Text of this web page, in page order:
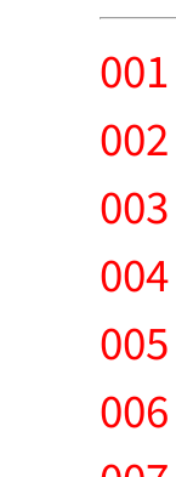
001
002
003
004
005
006